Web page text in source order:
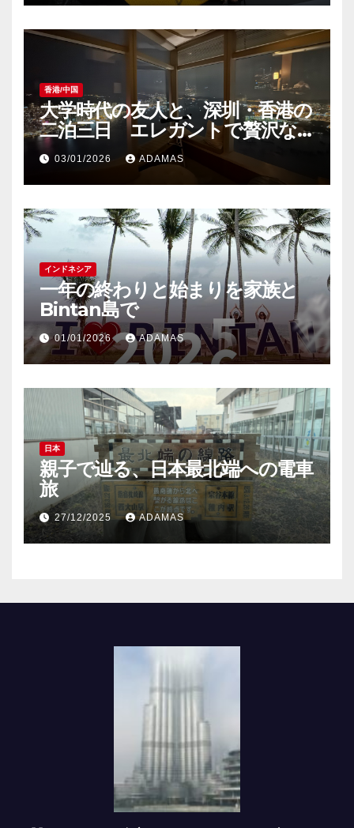
香港/中国
大学時代の友人と、深圳・香港の
二泊三日 エレガントで贅沢な
大人旅
03/01/2026 ADAMAS
インドネシア
一年の終わりと始まりを家族と
Bintan島で
01/01/2026 ADAMAS
日本
親子で辿る、日本最北端への電車
旅
27/12/2025 ADAMAS